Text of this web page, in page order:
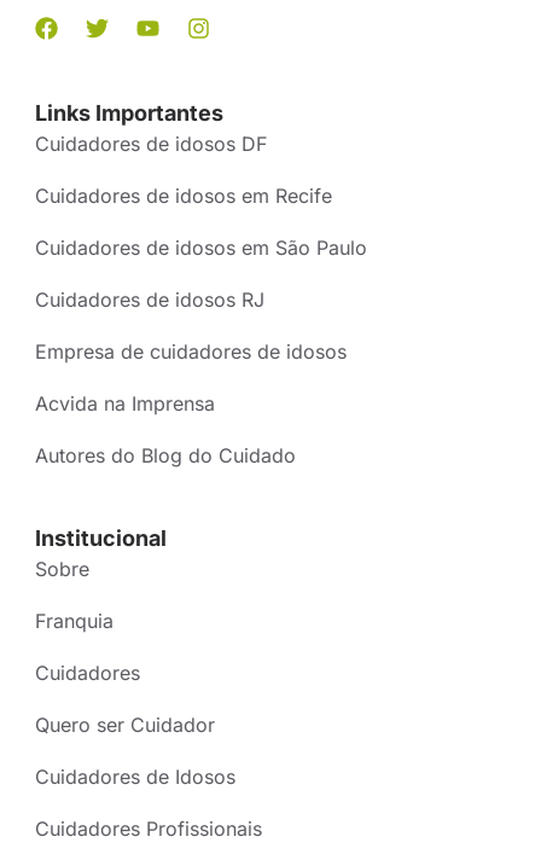
Links Importantes
Cuidadores de idosos DF
Cuidadores de idosos em Recife
Cuidadores de idosos em São Paulo
Cuidadores de idosos RJ
Empresa de cuidadores de idosos
Acvida na Imprensa
Autores do Blog do Cuidado
Institucional
Sobre
Franquia
Cuidadores
Quero ser Cuidador
Cuidadores de Idosos
Cuidadores Profissionais